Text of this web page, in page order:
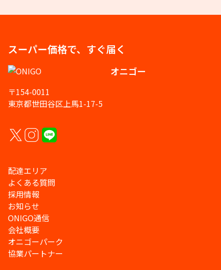
スーパー価格で、すぐ届く
オニゴー
〒154-0011
東京都世田谷区上馬1-17-5
配達エリア
よくある質問
採用情報
お知らせ
ONIGO通信
会社概要
オニゴーパーク
協業パートナー